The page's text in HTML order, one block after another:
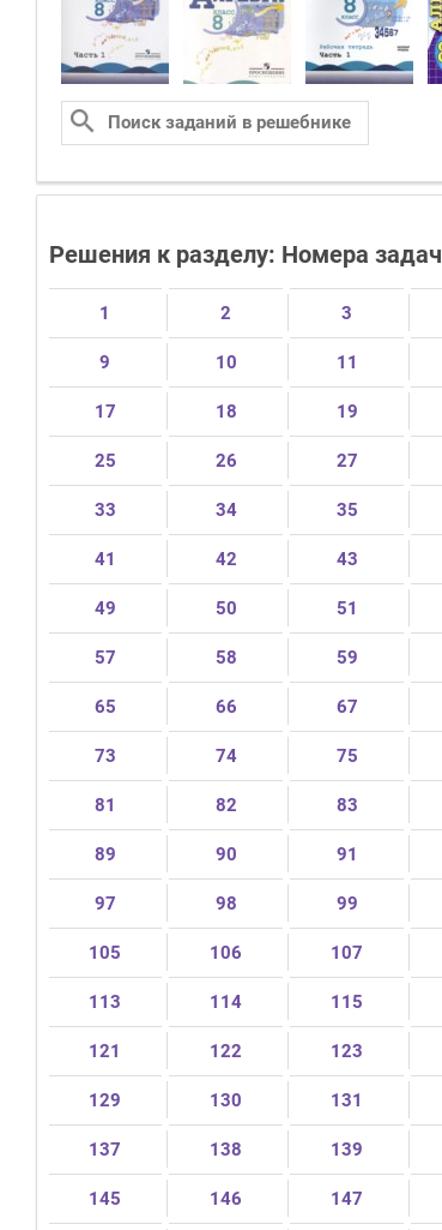
Решения к разделу: Номера задач
1 2 3
9 10 11
17 18 19
25 26 27
33 34 35
41 42 43
49 50 51
57 58 59
65 66 67
73 74 75
81 82 83
89 90 91
97 98 99
105 106 107
113 114 115
121 122 123
129 130 131
137 138 139
145 146 147